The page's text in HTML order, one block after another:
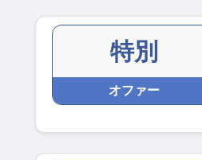
特別
オファー